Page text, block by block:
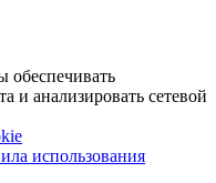
и анализировать сетевой
использования